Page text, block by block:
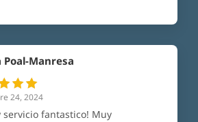
Manresa
24, 2024
servicio fantastico! Muy